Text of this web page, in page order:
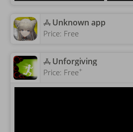
Unknown app
Price: Free
‎Unforgiving
Price: Free+